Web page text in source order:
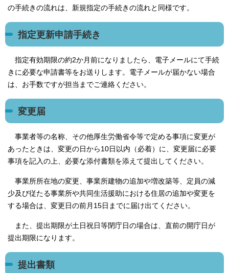
の手続きの流れは、新規指定の手続きの流れと同様です。
指定更新申請手続き
指定有効期限の約2か月前になりましたら、電子メールにて手続
きに必要な申請書等をお送りします。電子メールが届かない場合
は、お手数ですが担当までご連絡ください。
変更届
事業者等の名称、その他厚生労働省令等で定める事項に変更が
あったときは、変更の日から10日以内（必着）に、変更届に必要
事項を記入の上、必要な添付書類を添えて提出してください。
事業所所在地の変更、事業所建物の追加や増改築等、定員の減
少及び従たる事業所や共同生活援助における住居の追加や変更を
する場合は、変更日の前月15日までに届け出てください。
また、提出期限が土日祝日等閉庁日の場合は、直前の開庁日が
提出期限になります。
提出書類